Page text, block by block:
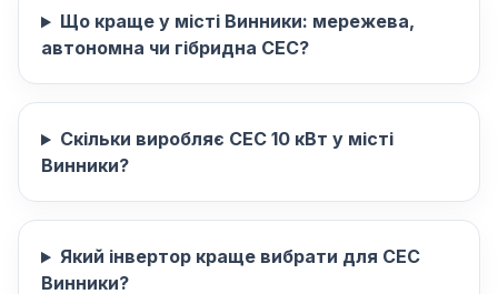
Що краще у місті Винники: мережева,
автономна чи гібридна СЕС?
Скільки виробляє СЕС 10 кВт у місті
Винники?
Який інвертор краще вибрати для СЕС
Винники?